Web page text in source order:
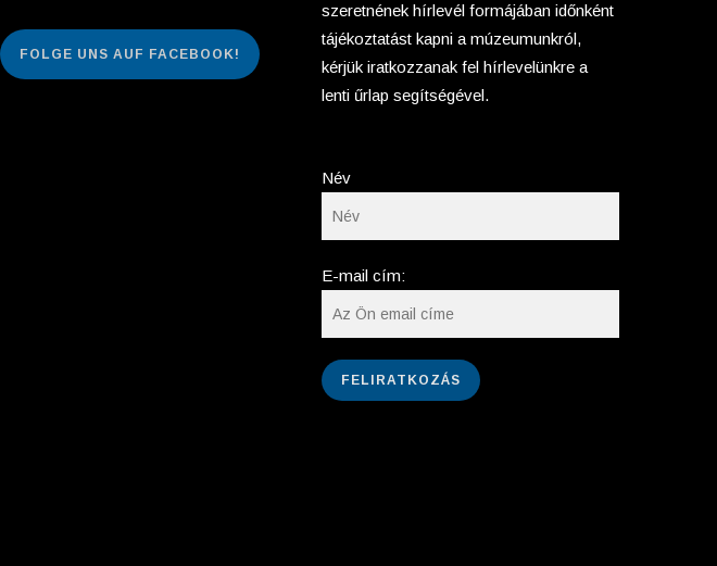
FOLGE UNS AUF FACEBOOK!
szeretnének hírlevél formájában időnként
tájékoztatást kapni a múzeumunkról,
kérjük iratkozzanak fel hírlevelünkre a
lenti űrlap segítségével.
Név
E-mail cím: